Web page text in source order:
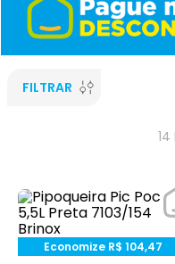
FILTRAR
14
Economize R$ 104,47